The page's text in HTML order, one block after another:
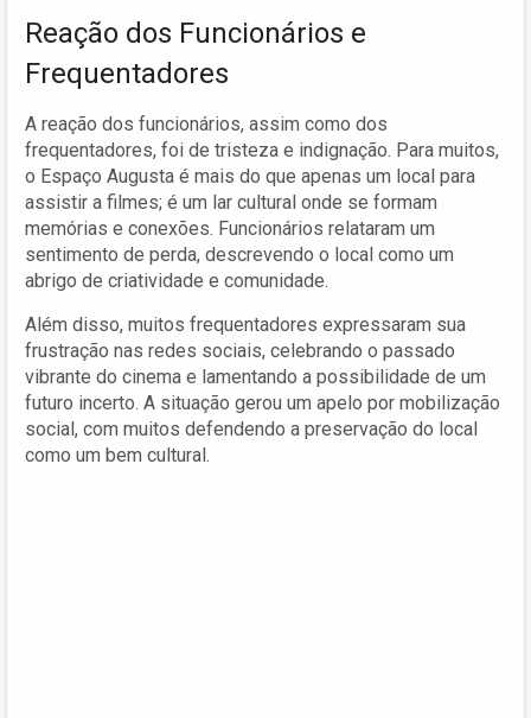
Reação dos Funcionários e
Frequentadores
A reação dos funcionários, assim como dos
frequentadores, foi de tristeza e indignação. Para muitos,
o Espaço Augusta é mais do que apenas um local para
assistir a filmes; é um lar cultural onde se formam
memórias e conexões. Funcionários relataram um
sentimento de perda, descrevendo o local como um
abrigo de criatividade e comunidade.
Além disso, muitos frequentadores expressaram sua
frustração nas redes sociais, celebrando o passado
vibrante do cinema e lamentando a possibilidade de um
futuro incerto. A situação gerou um apelo por mobilização
social, com muitos defendendo a preservação do local
como um bem cultural.